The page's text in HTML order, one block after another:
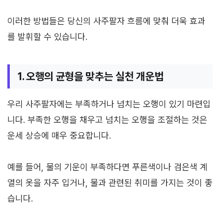
이러한 방법들은 당신의 사주팔자 흐름에 맞춰 더욱 효과
를 발휘할 수 있습니다.
1. 오행의 균형을 맞추는 실천 개운법
우리 사주팔자에는 부족하거나 넘치는 오행이 있기 마련입
니다. 부족한 오행을 채우고 넘치는 오행을 조절하는 것은
운세 상승에 매우 중요합니다.
예를 들어, 물의 기운이 부족하다면 푸른색이나 검은색 계
열의 옷을 자주 입거나, 물과 관련된 취미를 가지는 것이 좋
습니다.